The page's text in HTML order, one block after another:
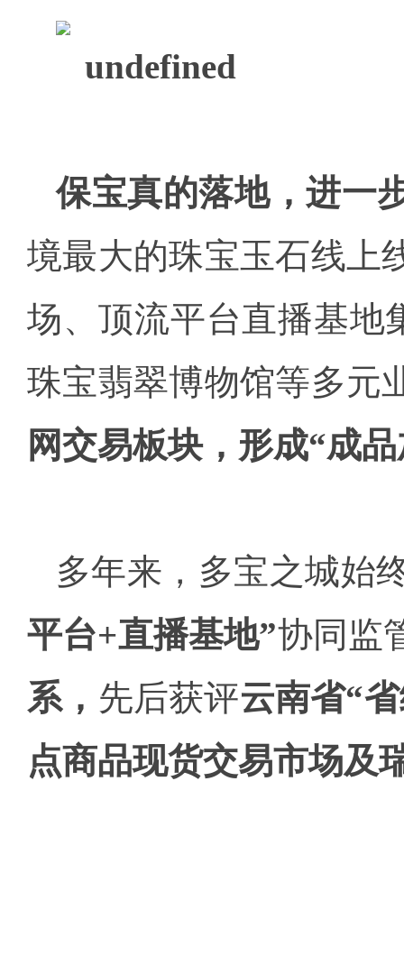
保宝真的落地，进一
境最大的珠宝玉石线上
场、顶流平台直播基地
珠宝翡翠博物馆等多元
网交易板块，形成“成
多年来，多宝之城始
平台+直播基地”协同监
系， 先后获评云南省“
点商品现货交易市场及